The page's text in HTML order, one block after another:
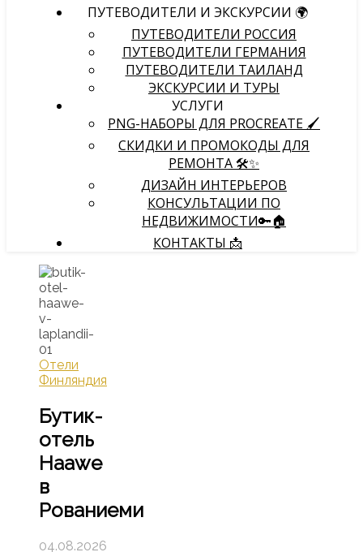
ПУТЕВОДИТЕЛИ И ЭКСКУРСИИ 🌍
ПУТЕВОДИТЕЛИ РОССИЯ
ПУТЕВОДИТЕЛИ ГЕРМАНИЯ
ПУТЕВОДИТЕЛИ ТАИЛАНД
ЭКСКУРСИИ И ТУРЫ
УСЛУГИ
PNG-НАБОРЫ ДЛЯ PROCREATE 🖌
СКИДКИ И ПРОМОКОДЫ ДЛЯ
РЕМОНТА 🛠️✨
ДИЗАЙН ИНТЕРЬЕРОВ
КОНСУЛЬТАЦИИ ПО
НЕДВИЖИМОСТИ🔑🏠
КОНТАКТЫ 📩
Отели
Финляндия
Бутик-
отель
Haawe
в
Рованиеми
04.08.2026